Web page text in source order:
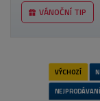
VÁNOČNÍ TIP